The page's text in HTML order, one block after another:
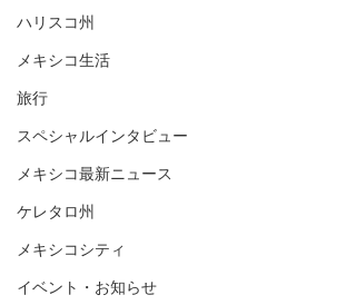
ハリスコ州
メキシコ生活
旅行
スペシャルインタビュー
メキシコ最新ニュース
ケレタロ州
メキシコシティ
イベント・お知らせ